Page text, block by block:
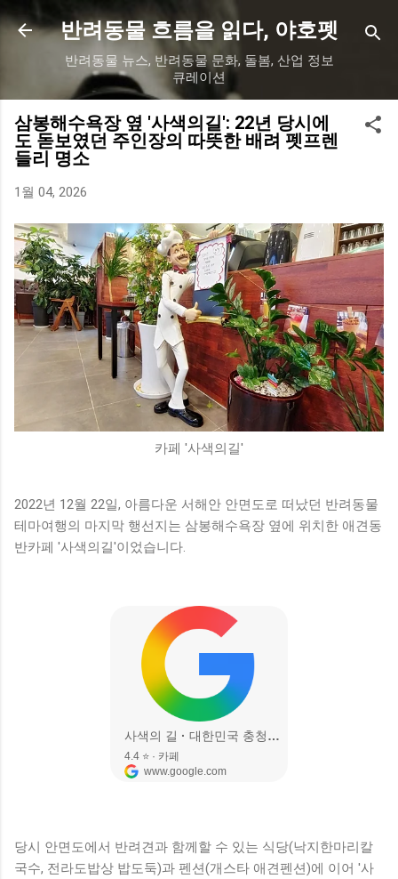
기본 콘텐츠로 건너뛰기
반려동물 흐름을 읽다, 야호펫
반려동물 뉴스, 반려동물 문화, 돌봄, 산업 정보
큐레이션
삼봉해수욕장 옆 '사색의길': 22년 당시에
도 돋보였던 주인장의 따뜻한 배려 펫프렌
들리 명소
1월 04, 2026
카페 '사색의길'
2022년 12월 22일, 아름다운 서해안 안면도로 떠났던 반려동물
테마여행의 마지막 행선지는 삼봉해수욕장 옆에 위치한 애견동
반카페 '사색의길'이었습니다.
당시 안면도에서 반려견과 함께할 수 있는 식당(낙지한마리칼
국수, 전라도밥상 밥도둑)과 펜션(개스타 애견펜션)에 이어 '사